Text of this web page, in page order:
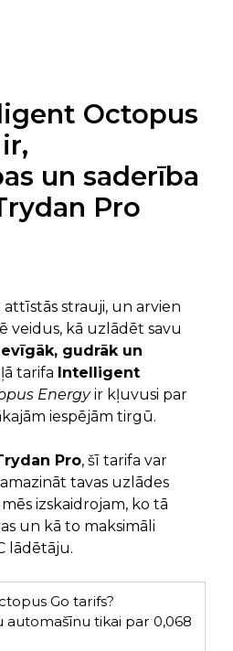
Octopus
un saderība
Pro
strauji, un arvien
veidus, kā uzlādēt savu
gudrāk un
tarifa Intelligent
Energyir kļuvusi par
iespējām tirgū.
Pro, šī tarifa var
tavas uzlādes
izskaidrojam, ko tā
un kā to maksimāli
lādētāju.
Go tarifs?
automašīnu tikai par 0,068